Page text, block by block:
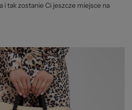
i tak zostanie Ci jeszcze miejsce na